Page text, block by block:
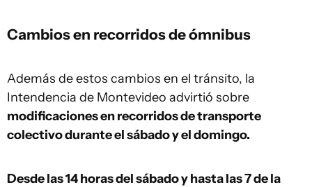
Cambios en recorridos de ómnibus
Además de estos cambios en el tránsito, la
Intendencia de Montevideo advirtió sobre
modificaciones en recorridos de transporte
colectivo durante el sábado y el domingo.
Desde las 14 horas del sábado y hasta las 7 de la